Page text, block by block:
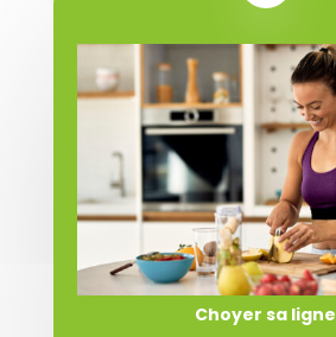
Choyer sa ligne